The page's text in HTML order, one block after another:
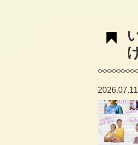
2026.07.11